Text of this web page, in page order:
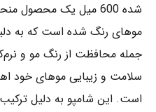
شده 600 میل یک محصول
موهای رنگ شده است که به
جمله محافظت از رنگ مو و
سلامت و زیبایی موهای خود
است. این شامپو به دلیل